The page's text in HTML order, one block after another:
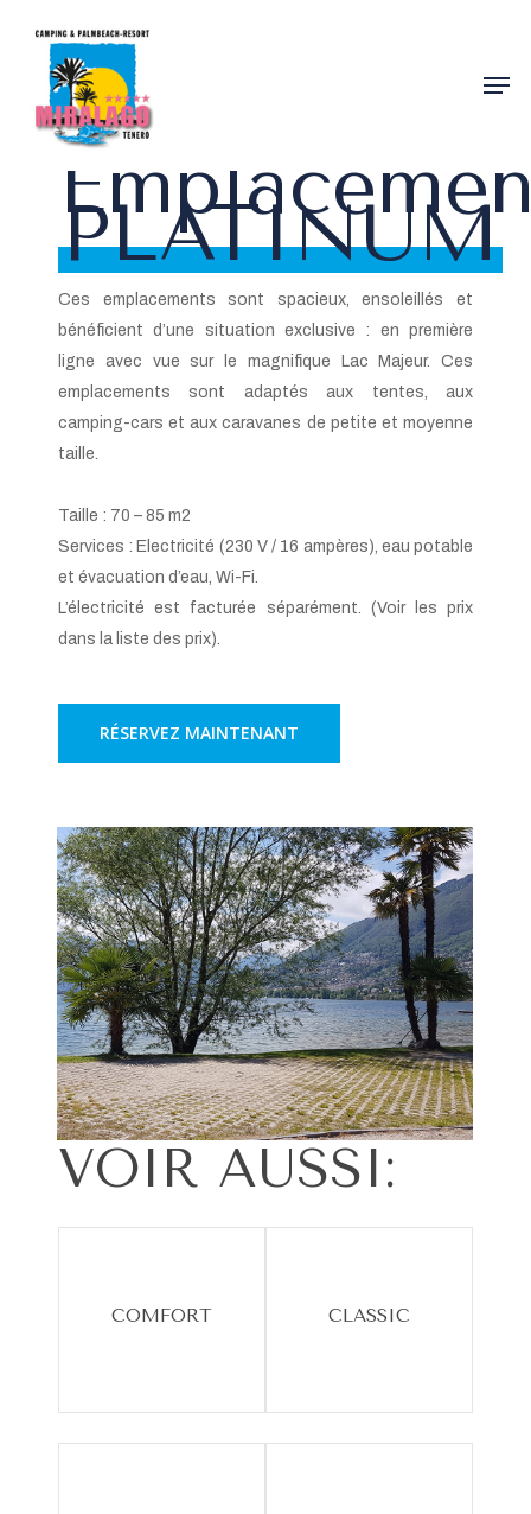
content
PLATINUM
Ces emplacements sont spacieux, ensoleillés et
bénéficient d’une situation exclusive : en première
ligne avec vue sur le magnifique Lac Majeur. Ces
emplacements sont adaptés aux tentes, aux
camping-cars et aux caravanes de petite et moyenne
taille.
Taille : 70 – 85 m2
Services : Electricité (230 V / 16 ampères), eau potable
et évacuation d’eau, Wi-Fi.
L’électricité est facturée séparément. (Voir les prix
dans la liste des prix).
RÉSERVEZ MAINTENANT
VOIR AUSSI:
COMFORT CLASSIC